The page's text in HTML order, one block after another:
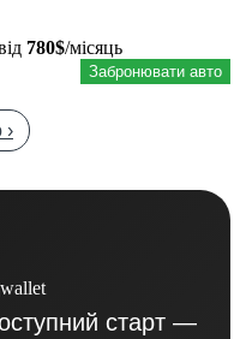
780$/місяць
Забронювати авто
›
старт —